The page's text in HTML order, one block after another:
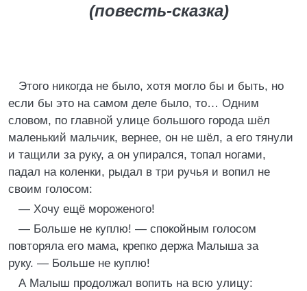
(повесть-сказка)
Этого никогда не было, хотя могло бы и быть, но
если бы это на самом деле было, то… Одним
словом, по главной улице большого города шёл
маленький мальчик, вернее, он не шёл, а его тянули
и тащили за руку, а он упирался, топал ногами,
падал на коленки, рыдал в три ручья и вопил не
своим голосом:
— Хочу ещё мороженого!
— Больше не куплю! — спокойным голосом
повторяла его мама, крепко держа Малыша за
руку. — Больше не куплю!
А Малыш продолжал вопить на всю улицу: